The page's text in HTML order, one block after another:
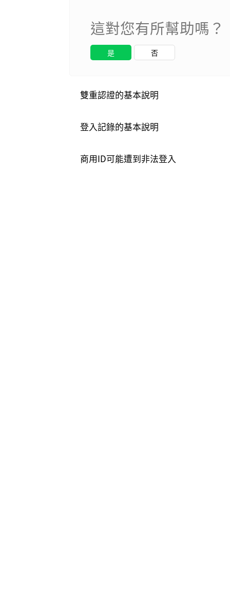
這對您有所幫助嗎？
是 否
雙重認證的基本說明
登入記錄的基本說明
商用ID可能遭到非法登入